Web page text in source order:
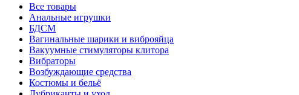
Все товары
Анальные игрушки
БДСМ
Вагинальные шарики и виброяйца
Вакуумные стимуляторы клитора
Вибраторы
Возбуждающие средства
Костюмы и бельё